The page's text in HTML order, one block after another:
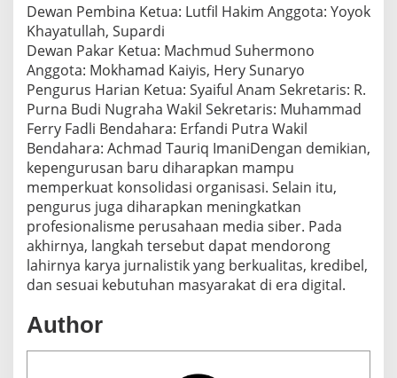
Dewan Pembina Ketua: Lutfil Hakim Anggota: Yoyok
Khayatullah, Supardi
Dewan Pakar Ketua: Machmud Suhermono
Anggota: Mokhamad Kaiyis, Hery Sunaryo
Pengurus Harian Ketua: Syaiful Anam Sekretaris: R.
Purna Budi Nugraha Wakil Sekretaris: Muhammad
Ferry Fadli Bendahara: Erfandi Putra Wakil
Bendahara: Achmad Tauriq ImaniDengan demikian,
kepengurusan baru diharapkan mampu
memperkuat konsolidasi organisasi. Selain itu,
pengurus juga diharapkan meningkatkan
profesionalisme perusahaan media siber. Pada
akhirnya, langkah tersebut dapat mendorong
lahirnya karya jurnalistik yang berkualitas, kredibel,
dan sesuai kebutuhan masyarakat di era digital.
Author